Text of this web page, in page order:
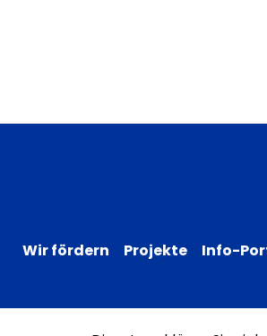
Wir fördern Projekte Info-